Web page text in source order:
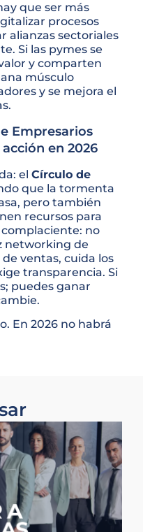
que ser más
procesos
alianzas sectoriales
Si las pymes se
y comparten
músculo
y se mejora el
Empresarios
en 2026
el Círculo de
que la tormenta
pero también
recursos para
no
networking de
ventas, cuida los
transparencia. Si
puedes ganar
En 2026 no habrá